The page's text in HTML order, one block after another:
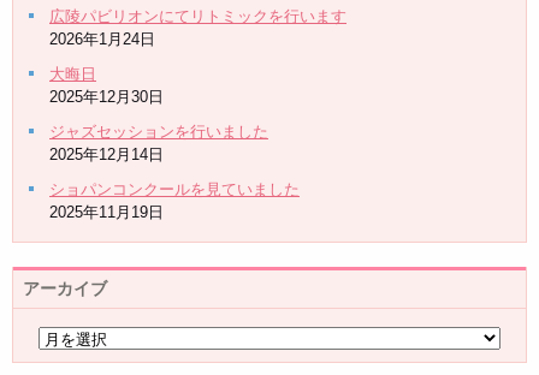
広陵パビリオンにてリトミックを行います
2026年1月24日
大晦日
2025年12月30日
ジャズセッションを行いました
2025年12月14日
ショパンコンクールを見ていました
2025年11月19日
アーカイブ